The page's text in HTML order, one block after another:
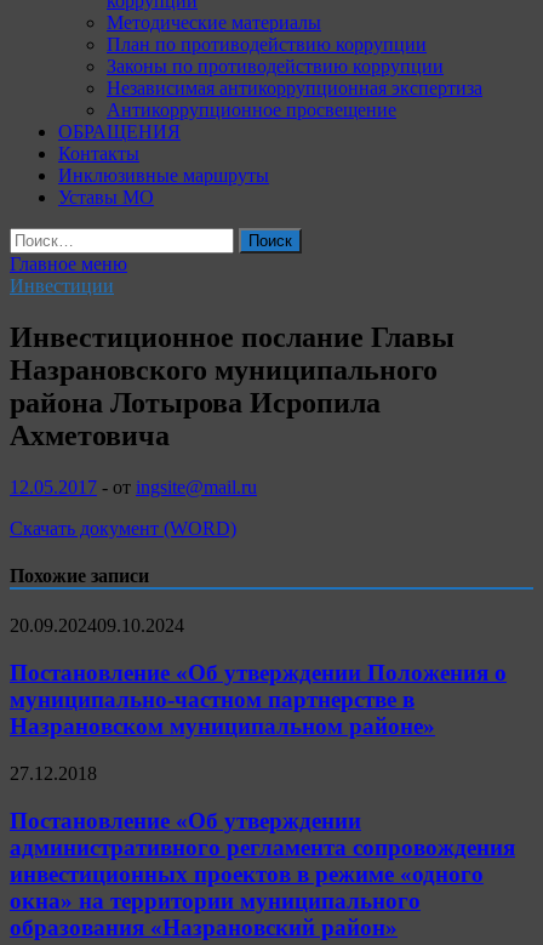
Методические материалы
План по противодействию коррупции
Законы по противодействию коррупции
Независимая антикоррупционная экспертиза
Антикоррупционное просвещение
ОБРАЩЕНИЯ
Контакты
Инклюзивные маршруты
Уставы МО
Найти:
Главное меню
Инвестиции
Инвестиционное послание Главы
Назрановского муниципального
района Лотырова Исропила
Ахметовича
12.05.2017 - от ingsite@mail.ru
Скачать документ (WORD)
Похожие записи
20.09.202409.10.2024
Постановление «Об утверждении Положения о
муниципально-частном партнерстве в
Назрановском муниципальном районе»
27.12.2018
Постановление «Об утверждении
административного регламента сопровождения
инвестиционных проектов в режиме «одного
окна» на территории муниципального
образования «Назрановский район»